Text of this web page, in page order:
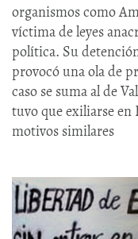
organismos como
víctima de leyes
política. Su
provocó una ola de
caso se suma al de
tuvo que exiliarse en
motivos similares